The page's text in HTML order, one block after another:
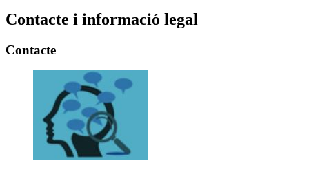
Contacte i informació legal
Contacte